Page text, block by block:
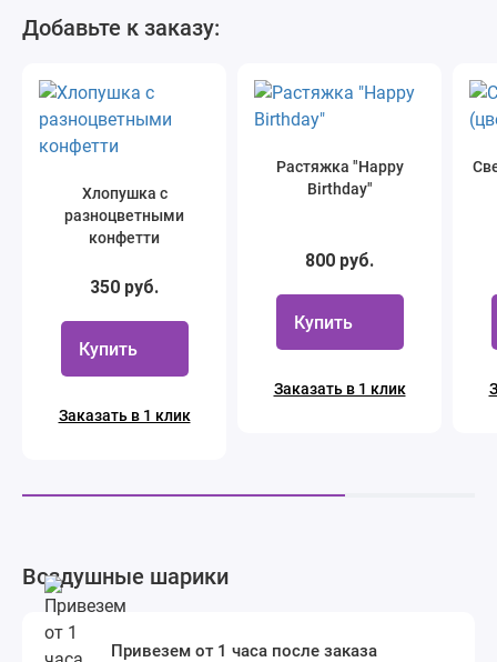
Добавьте к заказу:
Хлопушка с
разноцветными
конфетти
350 руб.
Купить
Заказать в 1 клик
Растяжка "Happy
Birthday"
800 руб.
Купить
Заказать в 1 клик
Воздушные шарики
Привезем от 1 часа после заказа